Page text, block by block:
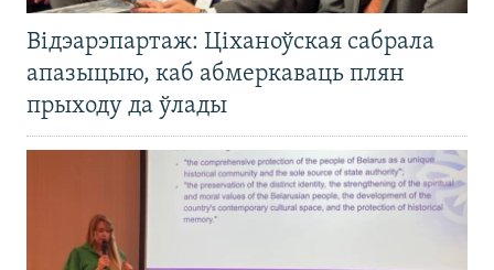
Відэарэпартаж: Ціханоўская сабрала
апазыцыю, каб абмеркаваць плян
прыходу да ўлады